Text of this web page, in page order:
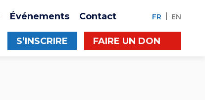
Événements Contact EN
FR
S’INSCRIRE FAIRE UN DON